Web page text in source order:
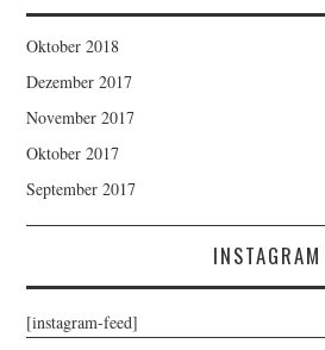
Oktober 2018
Dezember 2017
November 2017
Oktober 2017
September 2017
INSTAGRAM
[instagram-feed]